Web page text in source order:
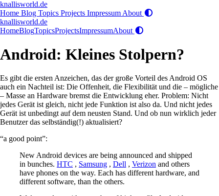
knallisworld.de
Home Blog Topics Projects Impressum About
knallisworld.de
HomeBlogTopicsProjectsImpressumAbout
Android: Kleines Stolpern?
Es gibt die ersten Anzeichen, das der große Vorteil des Android OS
auch ein Nachteil ist: Die Offenheit, die Flexibilität und die – mögliche
– Masse an Hardware bremst die Entwicklung eher. Problem: Nicht
jedes Gerät ist gleich, nicht jede Funktion ist also da. Und nicht jedes
Gerät ist unbedingt auf dem neusten Stand. Und ob nun wirklich jeder
Benutzer das selbständig(!) aktualisiert?
“a good point”:
New Android devices are being announced and shipped
in bunches. HTC , Samsung , Dell , Verizon and others
have phones on the way. Each has different hardware, and
different software, than the others.